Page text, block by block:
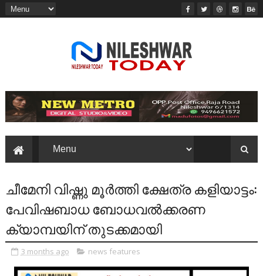
ചീമേനി വിഷ്ണു മൂർത്തി ക്ഷേത്ര കളിയാട്ടം:
പേവിഷബാധ ബോധവൽക്കരണ
ക്യാമ്പയിന് തുടക്കമായി
3 months ago news features